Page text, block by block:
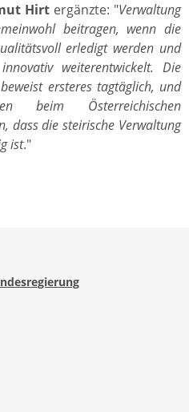
Hirt ergänzte: "Verwaltung
beitragen, wenn die
erledigt werden und
weiterentwickelt. Die
ersteres tagtäglich, und
beim Österreichischen
dass die steirische Verwaltung
ist."